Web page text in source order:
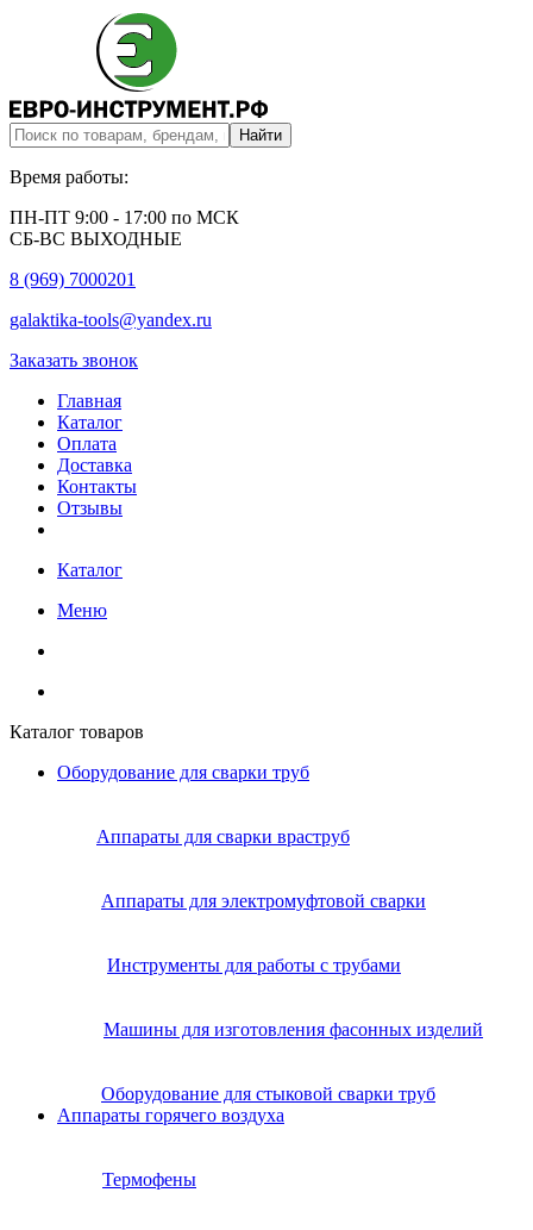
Время работы:
ПН-ПТ 9:00 - 17:00 по МСК
СБ-ВС ВЫХОДНЫЕ
8 (969) 7000201
galaktika-tools@yandex.ru
Заказать звонок
Главная
Каталог
Оплата
Доставка
Контакты
Отзывы
Каталог
Меню
Каталог товаров
Оборудование для сварки труб
Аппараты для сварки враструб
Аппараты для электромуфтовой сварки
Инструменты для работы с трубами
Машины для изготовления фасонных изделий
Оборудование для стыковой сварки труб
Аппараты горячего воздуха
Термофены